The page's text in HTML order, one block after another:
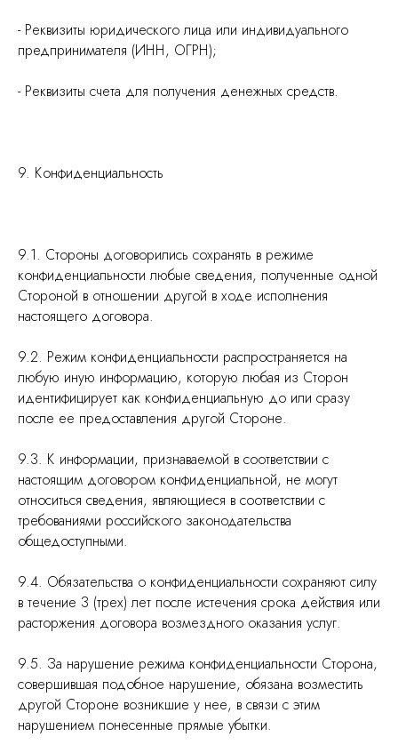
- Реквизиты юридического лица или индивидуального
предпринимателя (ИНН, ОГРН);
- Реквизиты счета для получения денежных средств.
9. Конфиденциальность
9.1. Стороны договорились сохранять в режиме
конфиденциальности любые сведения, полученные одной
Стороной в отношении другой в ходе исполнения
настоящего договора.
9.2. Режим конфиденциальности распространяется на
любую иную информацию, которую любая из Сторон
идентифицирует как конфиденциальную до или сразу
после ее предоставления другой Стороне.
9.3. К информации, признаваемой в соответствии с
настоящим договором конфиденциальной, не могут
относиться сведения, являющиеся в соответствии с
требованиями российского законодательства
общедоступными.
9.4. Обязательства о конфиденциальности сохраняют силу
в течение 3 (трех) лет после истечения срока действия или
расторжения договора возмездного оказания услуг.
9.5. За нарушение режима конфиденциальности Сторона,
совершившая подобное нарушение, обязана возместить
другой Стороне возникшие у нее, в связи с этим
нарушением понесенные прямые убытки.